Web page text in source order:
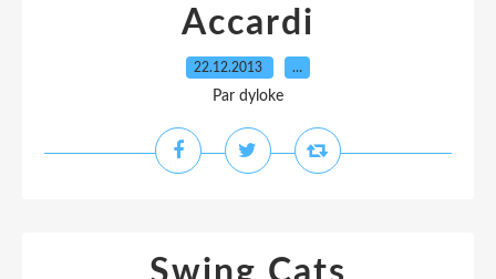
Accardi
22.12.2013 …
Par dyloke